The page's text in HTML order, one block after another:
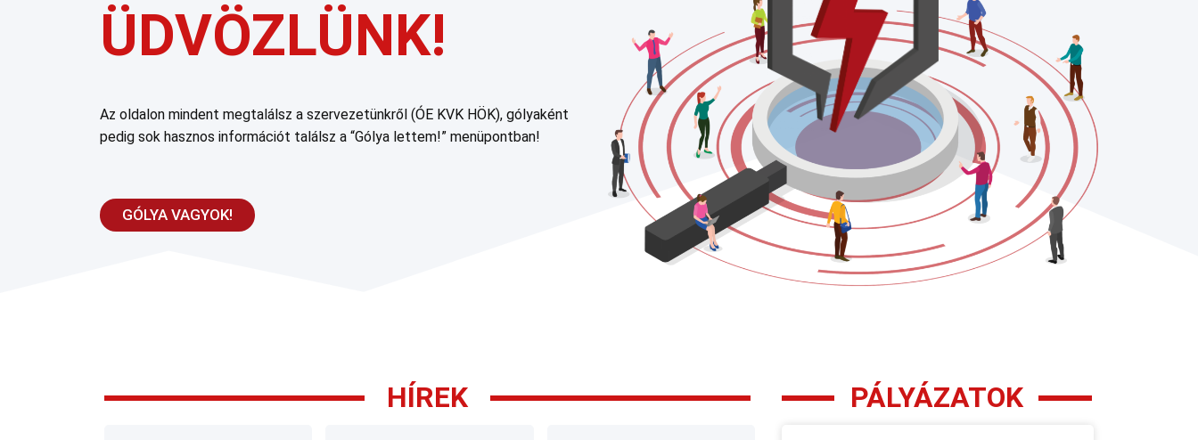
ÜDVÖZLÜNK!
Az oldalon mindent megtalálsz a szervezetünkről (ÓE KVK HÖK), gólyaként
pedig sok hasznos információt találsz a “Gólya lettem!” menüpontban!
GÓLYA VAGYOK!
HÍREK PÁLYÁZATOK